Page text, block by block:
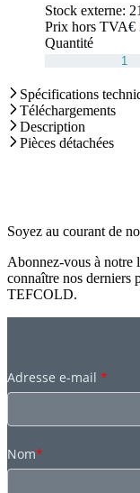
Stock externe:
Prix hors TVA€
Quantité
Spécifications
Téléchargements
Description
Pièces détachées
Soyez au courant de
Abonnez-vous à notre
connaître nos derniers
TEFCOLD.
Adresse e-mail *
Nom*